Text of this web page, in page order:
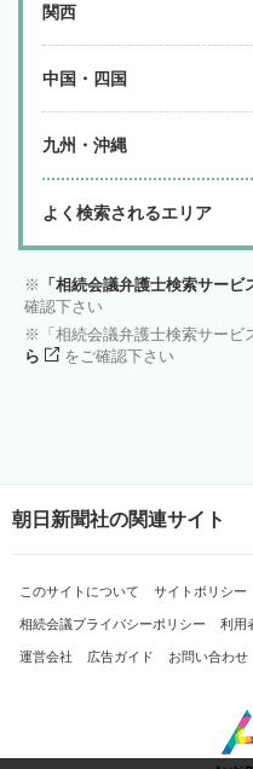
関西
中国・四国
九州・沖縄
よく検索されるエリア
「相続会議弁護士検索サー
確認下さい
「相続会議弁護士検索サー
ら
をご確認下さい
朝日新聞社の関連サイト
このサイトについて サイトポリシー
相続会議プライバシーポリシー 利用
運営会社 広告ガイド お問い合わせ